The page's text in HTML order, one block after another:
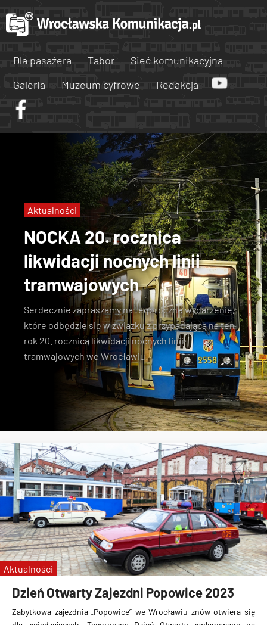
Dla pasażera Tabor
Sieć komunikacyjna
Galeria
Muzeum cyfrowe Redakcja
NOCKA 20. rocznica
likwidacji nocnych linii
tramwajowych
Serdecznie zapraszamy na tegoroczne wydarzenie,
które odbędzie się w związku z przypadającą na ten
rok 20. rocznicą likwidacji nocnych linii
tramwajowych we Wrocławiu.
Aktualności
MPK Wrocław
zabytkowe tramwaje
TMW
KSTM
nocka
NOCKA 20
Dzień Otwarty Zajezdni Popowice 2023
Zabytkowa zajezdnia „Popowice” we Wrocławiu znów otwiera się
Aktualności